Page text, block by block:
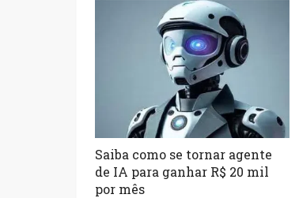
Saiba como se tornar agente
de IA para ganhar R$ 20 mil
por mês